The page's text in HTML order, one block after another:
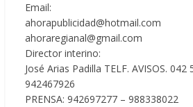
Email:
ahorapublicidad@hotmail.com
ahoraregianal@gmail.com
Director interino:
José Arias Padilla TELF. AVISOS. 042
942467926
PRENSA: 942697277 – 988338022